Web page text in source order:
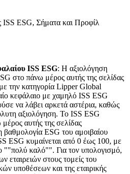
ISS ESG, Σήματα και Προφίλ
ISS ESG: Η αξιολόγηση
στο πάνω μέρος αυτής της σελίδας
την κατηγορία Lipper Global
κεφάλαιο με χαμηλό ISS ESG
να λάβει αρκετά αστέρια, καθώς
αξιολόγηση. Το ISS ESG
αυτής της σελίδας
βαθμολογία ESG του αμοιβαίου
ESG κυμαίνεται από 0 έως 100, με
""πολύ καλό"". Για τον υπολογισμό,
εταιρειών στους τομείς του
υποθέσεων και της εταιρικής